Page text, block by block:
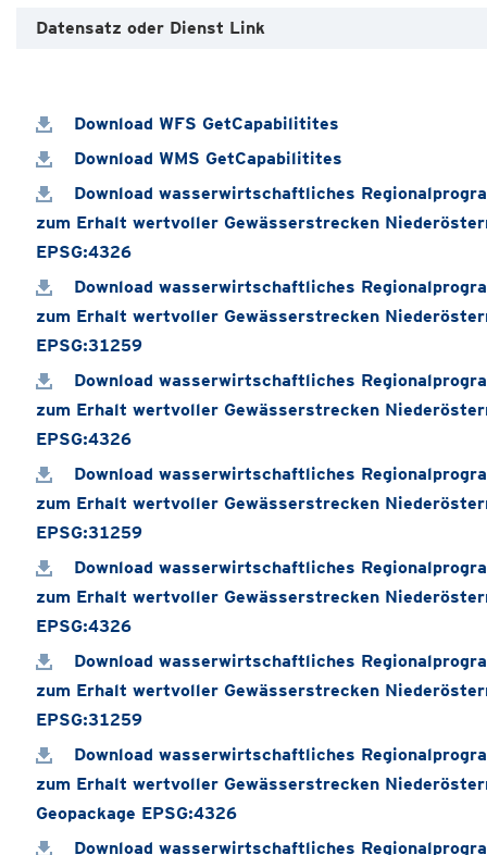
Datensatz oder Dienst Link
Download WFS GetCapabilitites
Download WMS GetCapabilitites
Download wasserwirtschaftliches
zum Erhalt wertvoller Gewässerstrecken
EPSG:4326
Download wasserwirtschaftliches
zum Erhalt wertvoller Gewässerstrecken
EPSG:31259
Download wasserwirtschaftliches
zum Erhalt wertvoller Gewässerstrecken
EPSG:4326
Download wasserwirtschaftliches
zum Erhalt wertvoller Gewässerstrecken
EPSG:31259
Download wasserwirtschaftliches
zum Erhalt wertvoller Gewässerstrecken
EPSG:4326
Download wasserwirtschaftliches
zum Erhalt wertvoller Gewässerstrecken
EPSG:31259
Download wasserwirtschaftliches
zum Erhalt wertvoller Gewässerstrecken
Geopackage EPSG:4326
Download wasserwirtschaftliches